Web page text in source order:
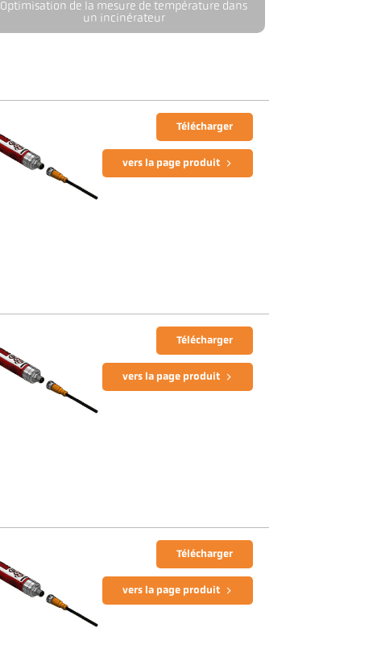
Optimisation de la mesure de température dans
un incinérateur
Télécharger
vers la page produit
Télécharger
vers la page produit
Télécharger
vers la page produit